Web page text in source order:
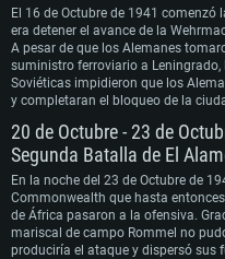
El 16 de Octubre de 1941 comenzó
era detener el avance de la
A pesar de que los Alemanes
suministro ferroviario a
Soviéticas impidieron que los
y completaran el bloqueo de la
20 de Octubre - 23 de
Segunda Batalla de El
En la noche del 23 de Octubre de
Commonwealth que hasta
de África pasaron a la ofensiva.
mariscal de campo Rommel no
produciría el ataque y dispersó sus